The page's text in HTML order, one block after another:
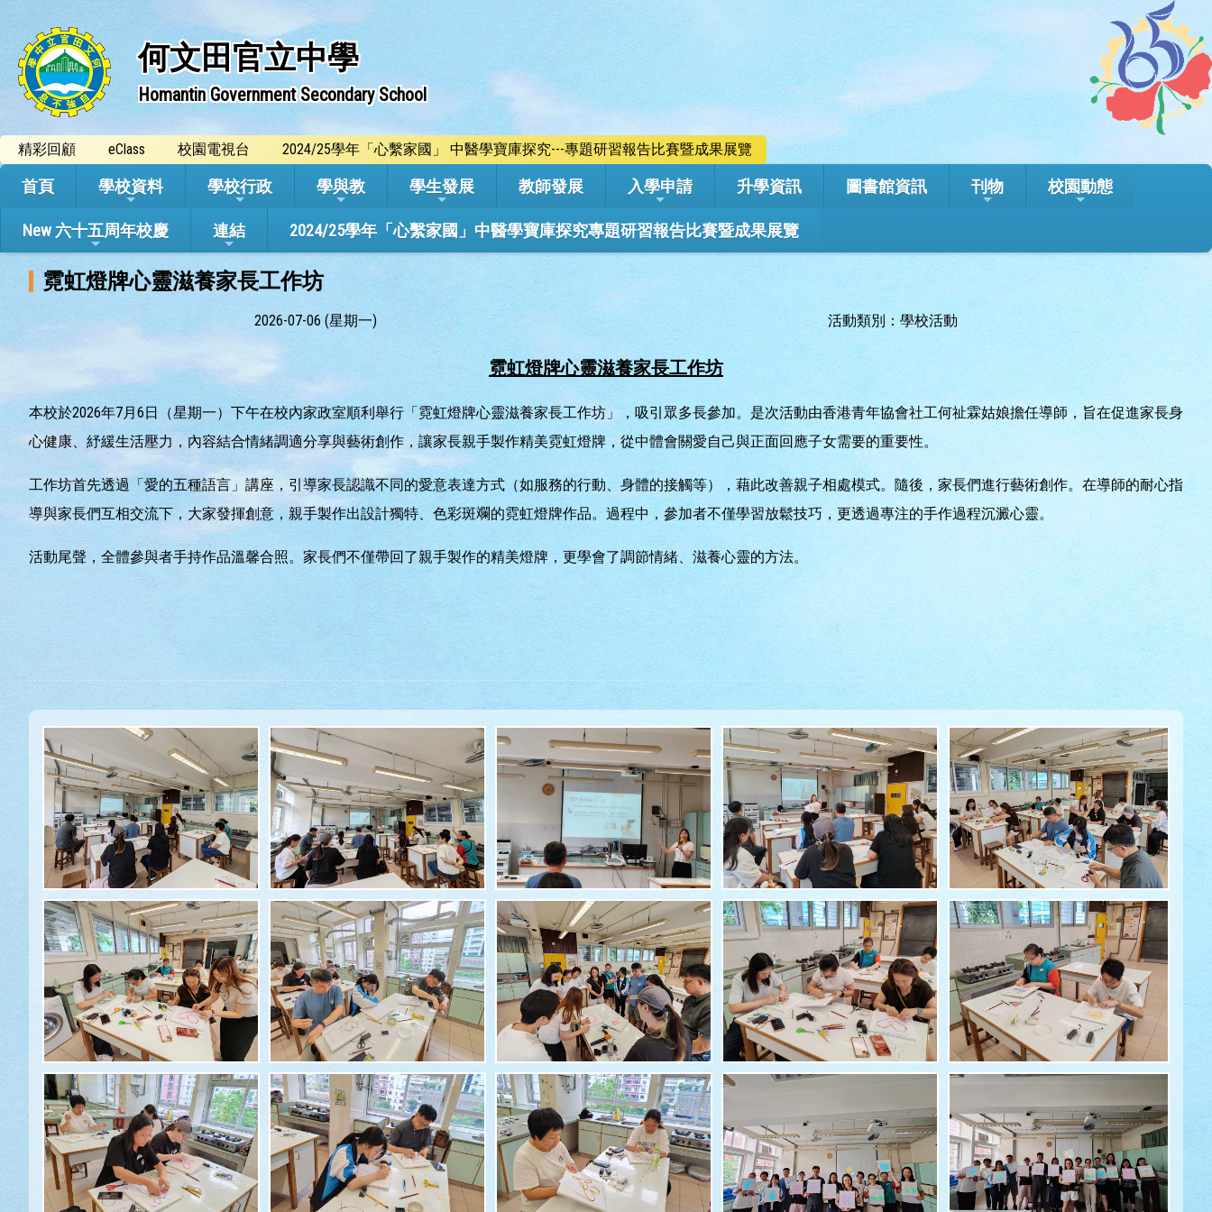
何文田官立中學
Homantin Government Secondary School
精彩回顧 eClass 校園電視台 2024/25學年「心繫家國」 中醫學寶庫探究---專題研習報告比賽暨成果展覽
首頁 學校資料 學校行政 學與教 學生發展 教師發展 入學申請 升學資訊 圖書館資訊 刊物 校園動態
New 六十五周年校慶 連結 2024/25學年「心繫家國」中醫學寶庫探究專題研習報告比賽暨成果展覽
霓虹燈牌心靈滋養家長工作坊
2026-07-06 (星期一) 活動類別：學校活動
霓虹燈牌心靈滋養家長工作坊
本校於2026年7月6日（星期一）下午在校內家政室順利舉行「霓虹燈牌心靈滋養家長工作坊」，吸引眾多長參加。是次活動由香港青年協會社工何祉霖姑娘擔任導師，旨在促進家長身
心健康、紓緩生活壓力，內容結合情緒調適分享與藝術創作，讓家長親手製作精美霓虹燈牌，從中體會關愛自己與正面回應子女需要的重要性。
工作坊首先透過「愛的五種語言」講座，引導家長認識不同的愛意表達方式（如服務的行動、身體的接觸等），藉此改善親子相處模式。隨後，家長們進行藝術創作。在導師的耐心指
導與家長們互相交流下，大家發揮創意，親手製作出設計獨特、色彩斑斕的霓虹燈牌作品。過程中，參加者不僅學習放鬆技巧，更透過專注的手作過程沉澱心靈。
活動尾聲，全體參與者手持作品溫馨合照。家長們不僅帶回了親手製作的精美燈牌，更學會了調節情緒、滋養心靈的方法。